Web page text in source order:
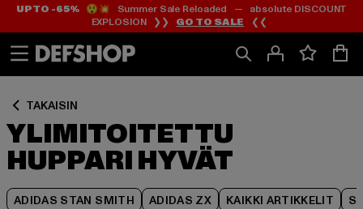
Siirry
Sisältö
Siirry
Footer
UP TO -65%😲💥 Summer Sale Reloaded — absolute DISCOUNT
EXPLOSION ❯❯ GO TO SALE ❮❮
TAKAISIN
YLIMITOITETTU
HUPPARI HYVÄT
ADIDAS STAN SMITH ADIDAS ZX KAIKKI ARTIKKELIT
Siirry
Tuoteruudukko